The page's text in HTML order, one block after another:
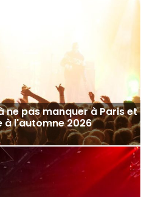
ne pas manquer à Paris et
à l'automne 2026